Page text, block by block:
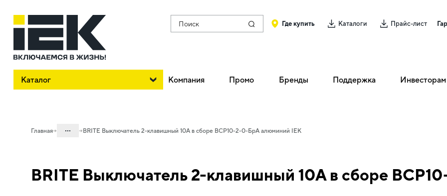
Поиск Где купить Каталоги Прайс-лист
Каталог Компания Промо Бренды Поддержка Инвесторам
Главная ...
06. Изделия электроустановочные,
удлинители и силовые разъемы
BRITE Выключатель 2-клавишный 10А в сборе ВСР10-2-0-БрА алюминий IEK
BRITE Выключатель 2-клавишный 10А в сборе